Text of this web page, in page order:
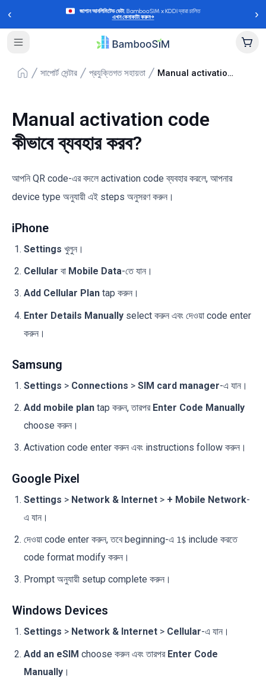
‹ জাপান আনলিমিটেড ডেটা, BambooSIM x KDDI দ্বারা চালিত
এখন কেনাকাটা করুন→ ›
সাপোর্ট সেন্টার প্রযুক্তিগত সহায়তা Manual activation code কীভাবে ব্যবহার করব?
Manual activation code
কীভাবে ব্যবহার করব?
আপনি QR code-এর বদলে activation code ব্যবহার করলে, আপনার
device type অনুযায়ী এই steps অনুসরণ করুন।
iPhone
Settings খুলুন।
Cellular বা Mobile Data-তে যান।
Add Cellular Plan tap করুন।
Enter Details Manually select করুন এবং দেওয়া code enter
করুন।
Samsung
Settings > Connections > SIM card manager-এ যান।
Add mobile plan tap করুন, তারপর Enter Code Manually
choose করুন।
Activation code enter করুন এবং instructions follow করুন।
Google Pixel
Settings > Network & Internet > + Mobile Network-
এ যান।
দেওয়া code enter করুন, তবে beginning-এ 1$ include করতে
code format modify করুন।
Prompt অনুযায়ী setup complete করুন।
Windows Devices
Settings > Network & Internet > Cellular-এ যান।
Add an eSIM choose করুন এবং তারপর Enter Code
Manually ।